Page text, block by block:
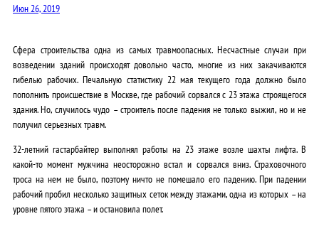
Июн 26, 2019
Сфера строительства одна из самых травмоопасных. Несчастные случаи при
возведении зданий происходят довольно часто, многие из них закачиваются
гибелью рабочих. Печальную статистику 22 мая текущего года должно было
пополнить происшествие в Москве, где рабочий сорвался с 23 этажа строящегося
здания. Но, случилось чудо – строитель после падения не только выжил, но и не
получил серьезных травм.
32-летний гастарбайтер выполнял работы на 23 этаже возле шахты лифта. В
какой-то момент мужчина неосторожно встал и сорвался вниз. Страховочного
троса на нем не было, поэтому ничто не помешало его падению. При падении
рабочий пробил несколько защитных сеток между этажами, одна из которых – на
уровне пятого этажа – и остановила полет.